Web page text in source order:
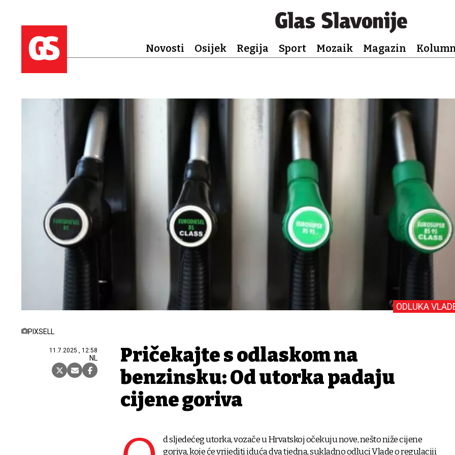
Novosti Osijek Regija Sport Mozaik Magazin
PIXSELL
11.7.2025., 12:58
NL
ODLUKA
Pričekajte s odlaskom na
benzinsku: Od utorka padaju
cijene goriva
d sljedećeg utorka, vozače u Hrvatskoj očekuju nove, nešto niže cijene
goriva, koje će vrijediti iduća dva tjedna, sukladno odluci Vlade o regulaciji